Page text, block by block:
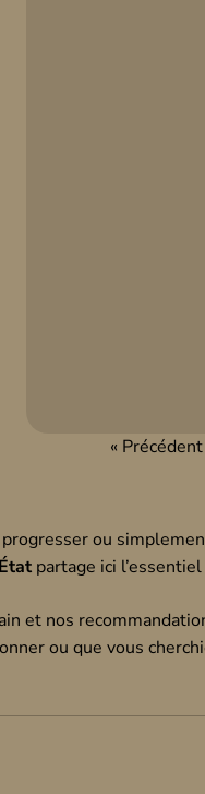
« Précédent
ou
partage ici
et nos
ou que vous